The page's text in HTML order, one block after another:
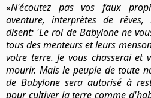
«N'écoutez pas vos faux
aventure, interprètes de
disent: 'Le roi de Babylone ne
tous des menteurs et leurs
votre terre. Je vous chasserai
mourir. Mais le peuple de toute
de Babylone sera autorisé à
pour cultiver la terre comme